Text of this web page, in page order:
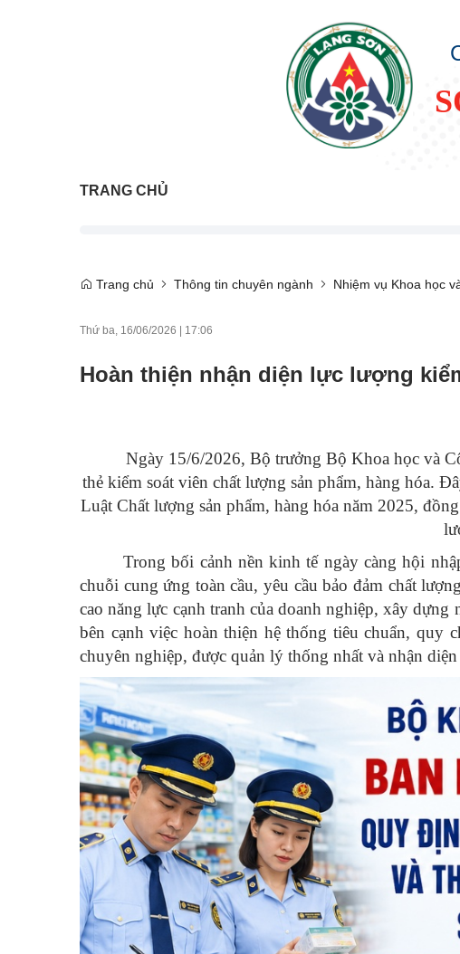
TRANG CHỦ
Trang chủ Thông tin chuyên ngành Nhiệm vụ Khoa học
Thứ ba, 16/06/2026 | 17:06
Hoàn thiện nhận diện lực lượng
Ngày 15/6/2026, Bộ trưởng Bộ Khoa học và
thẻ kiểm soát viên chất lượng sản phẩm, hàng hóa.
Luật Chất lượng sản phẩm, hàng hóa năm 2025,
Trong bối cảnh nền kinh tế ngày càng hội
chuỗi cung ứng toàn cầu, yêu cầu bảo đảm chất
cao năng lực cạnh tranh của doanh nghiệp, xây
bên cạnh việc hoàn thiện hệ thống tiêu chuẩn, quy
chuyên nghiệp, được quản lý thống nhất và nhận